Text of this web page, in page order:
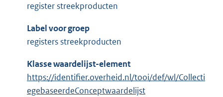
register streekproducten
Label voor groep
registers streekproducten
Klasse waardelijst-element
https://identifier.overheid.nl/tooi/def/wl/Collecti
egebaseerdeConceptwaardelijst